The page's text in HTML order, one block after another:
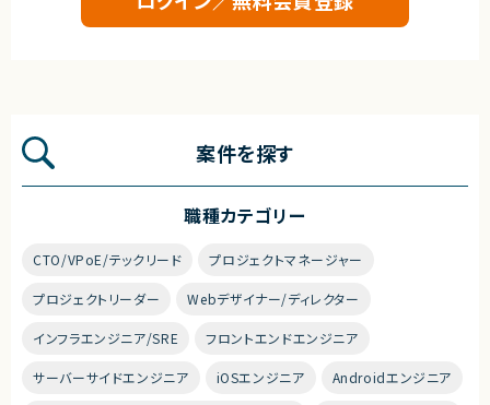
案件を探す
職種カテゴリー
CTO/VPoE/テックリード プロジェクトマネージャー
プロジェクトリーダー Webデザイナー/ディレクター
インフラエンジニア/SRE フロントエンドエンジニア
サーバーサイドエンジニア iOSエンジニア Androidエンジニア